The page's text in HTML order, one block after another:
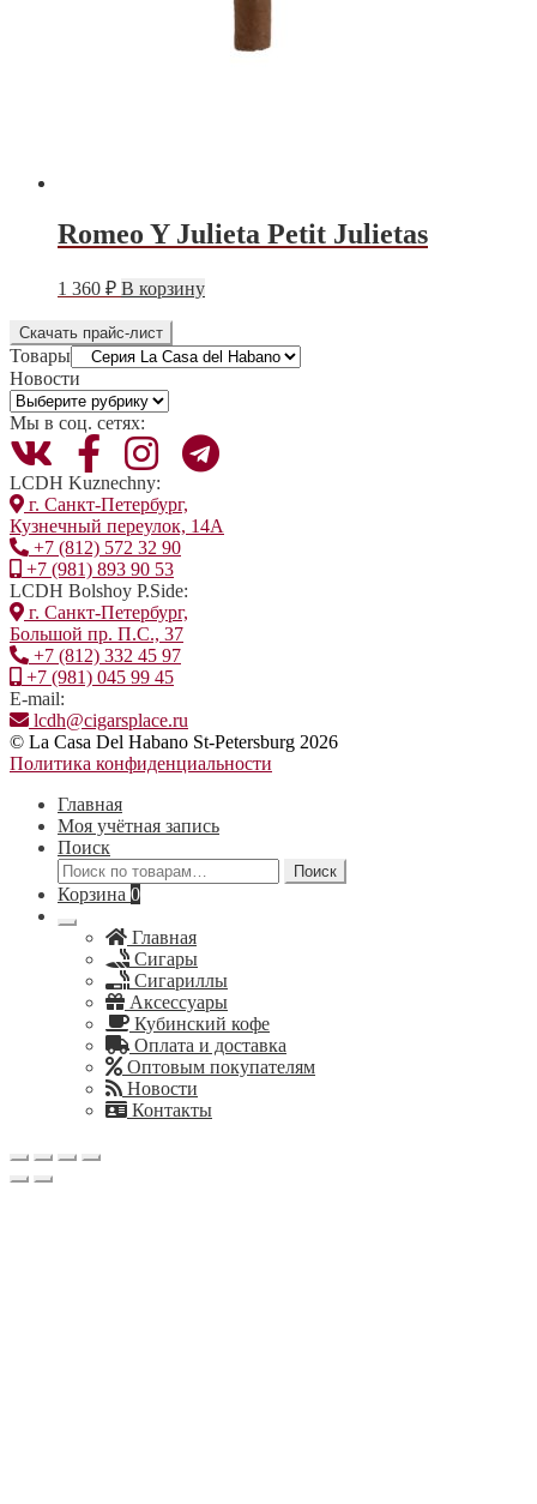
Romeo Y Julieta Petit Julietas
1 360 ₽ В корзину
Скачать прайс-лист
Товары
Новости
Новости
Мы в соц. сетях:
LCDH Kuznechny:
г. Санкт-Петербург,
Кузнечный переулок, 14А
+7 (812) 572 32 90
+7 (981) 893 90 53
LCDH Bolshoy P.Side:
г. Санкт-Петербург,
Большой пр. П.С., 37
+7 (812) 332 45 97
+7 (981) 045 99 45
E-mail:
lcdh@cigarsplace.ru
© La Casa Del Habano St-Petersburg 2026
Политика конфиденциальности
Главная
Моя учётная запись
Поиск
Искать:
Поиск
Корзина 0
Главная
Сигары
Сигариллы
Аксессуары
Кубинский кофе
Оплата и доставка
Оптовым покупателям
Новости
Контакты